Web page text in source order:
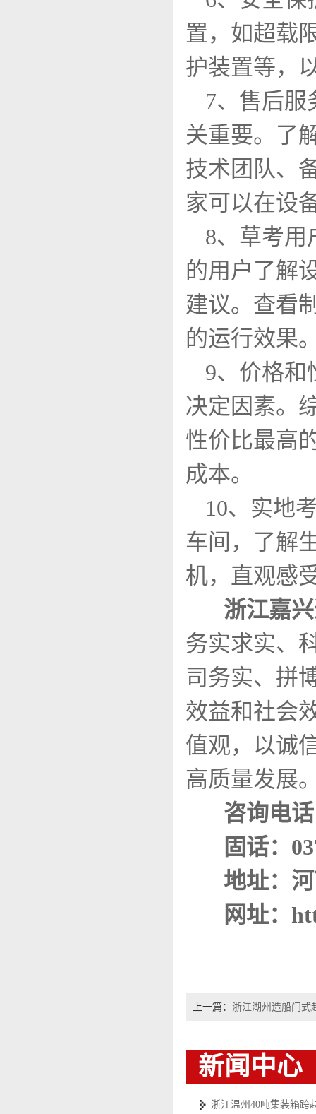
置，如超载
护装置等，
7、售后服
关重要。了
技术团队、
家可以在设
8、草考用
的用户了解
建议。查看
的运行效果
9、价格和
决定因素。
性价比最高
成本。
10、实地
车间，了解
机，直观感
浙江嘉
务实求实、
司务实、拼
效益和社会
值观，以诚
高质量发展
咨询电
固话：
地址：
网址：
上一篇： 浙江湖州造船门式
新闻中心
浙江温州40吨集装箱跨